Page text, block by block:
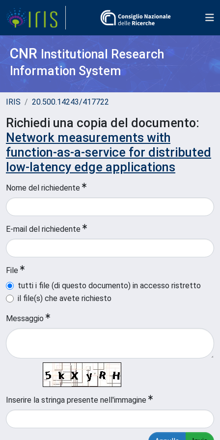
CNR Institutional Research
Information System
IRIS 20.500.14243/417722
Richiedi una copia del documento:
Network measurements with
function-as-a-service for distributed
low-latency edge applications
Nome del richiedente
E-mail del richiedente
File
tutti i file (di questo documento) in accesso ristretto
il file(s) che avete richiesto
Messaggio
Inserire la stringa presente nell'immagine